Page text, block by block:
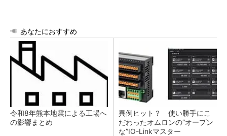
あなたにおすすめ
令和8年熊本地震による工場へ
の影響まとめ
異例ヒット？ 使い勝手にこ
だわったオムロンの“オープン
な”IO-Linkマスター